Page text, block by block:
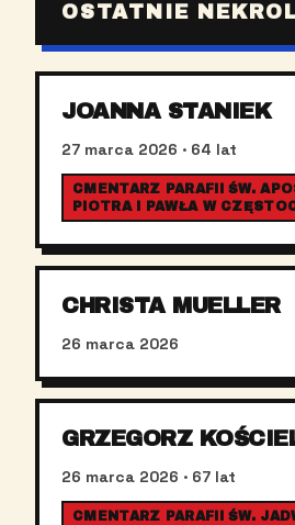
OSTATNIE
JOANNA STANIEK
27 marca 2026 · 64 lat
CMENTARZ PARAFII ŚW.
PIOTRA I PAWŁA W
CHRISTA MUELLER
26 marca 2026
GRZEGORZ
26 marca 2026 · 67 lat
CMENTARZ PARAFII ŚW.